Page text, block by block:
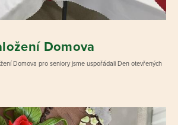
Domova
Domova pro seniory jsme uspořádali Den otevřených